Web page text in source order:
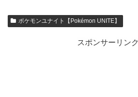
ポケモンユナイト【Pokémon UNITE】
スポンサーリンク